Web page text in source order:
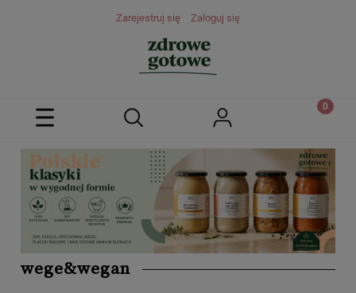
Zarejestruj się Zaloguj się
wege&wegan